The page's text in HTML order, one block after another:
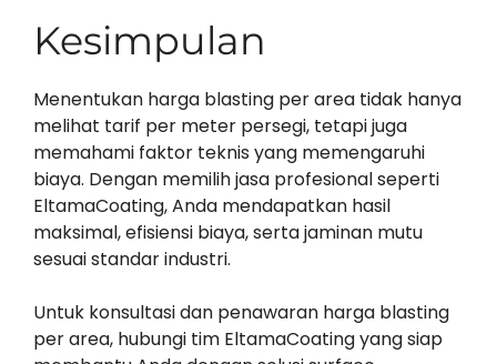
Kesimpulan
Menentukan harga blasting per area tidak hanya
melihat tarif per meter persegi, tetapi juga
memahami faktor teknis yang memengaruhi
biaya. Dengan memilih jasa profesional seperti
EltamaCoating, Anda mendapatkan hasil
maksimal, efisiensi biaya, serta jaminan mutu
sesuai standar industri.
Untuk konsultasi dan penawaran harga blasting
per area, hubungi tim EltamaCoating yang siap